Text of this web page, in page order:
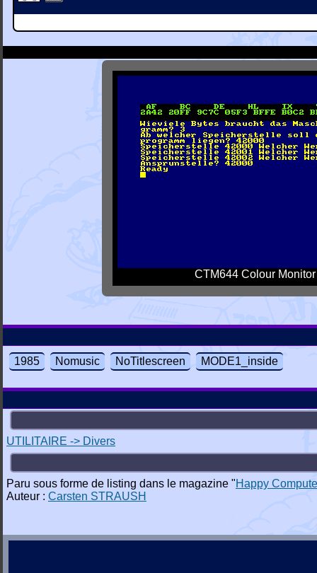
CTM644 Colour Monitor
1985 Nomusic NoTitlescreen MODE1_inside
UTILITAIRE -> Divers
Paru sous forme de listing dans le magazine "Happy
Auteur : Carsten STRAUSH